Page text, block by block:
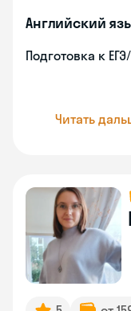
Английский
Подготовка к
Читать